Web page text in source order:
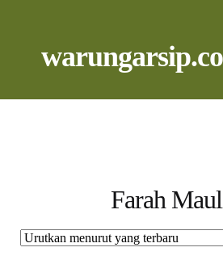
to
to
warungarsip.co
Beranda
Foto
Farah